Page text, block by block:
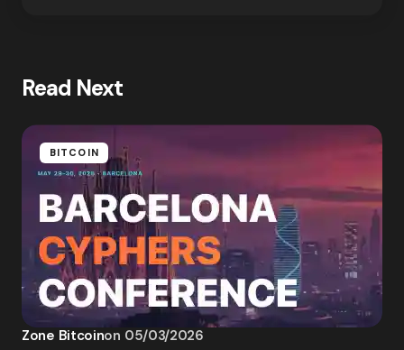
Read Next
BITCOIN
Zone Bitcoinon 05/03/2026